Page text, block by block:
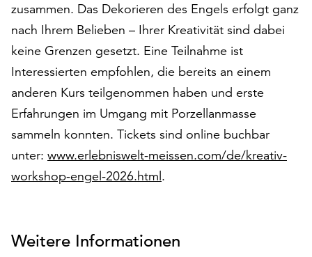
jederzeit
ändern
und
Dafür
steht
Ihnen
Ende
der
Seite
Einstellungen“
zusammen. Das Dekorieren des Engels erfolgt ganz
nach Ihrem Belieben – Ihrer Kreativität sind dabei
keine Grenzen gesetzt. Eine Teilnahme ist
Interessierten empfohlen, die bereits an einem
anderen Kurs teilgenommen haben und erste
Erfahrungen im Umgang mit Porzellanmasse
sammeln konnten. Tickets sind online buchbar
unter: www.erlebniswelt-meissen.com/de/kreativ-
workshop-engel-2026.html.
Weitere Informationen